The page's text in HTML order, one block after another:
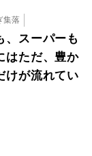
集落
、スーパーも
はただ、豊か
けが流れてい